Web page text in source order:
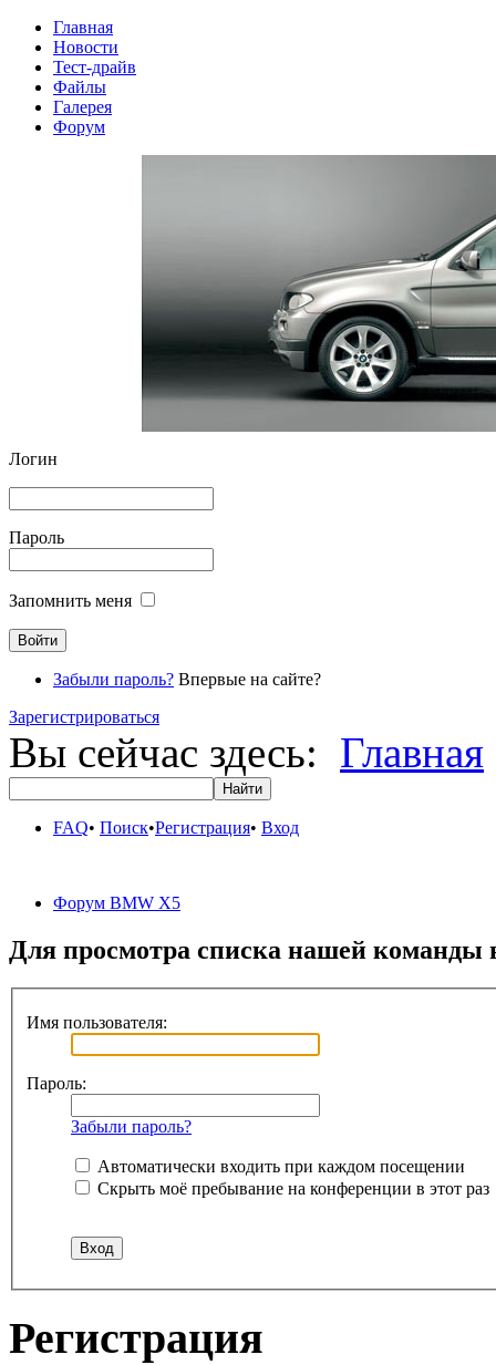
Главная
Новости
Тест-драйв
Файлы
Галерея
Форум
Логин
Пароль
Запомнить меня
Забыли пароль? Впервые на сайте?
Зарегистрироваться
Вы сейчас здесь: Главная
FAQ• Поиск•Регистрация• Вход
Форум BMW X5
Для просмотра списка нашей
Имя пользователя:
Пароль:
Забыли пароль?
Автоматически входить при каждом посещении
Скрыть моё пребывание на конференции в этот раз
Регистрация